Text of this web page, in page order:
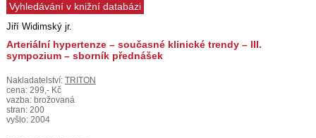
Vyhledávání v knižní databázi
Jiří Widimský jr.
Arteriální hypertenze – současné klinické trendy – III.
sympozium – sborník přednášek
Nakladatelství: TRITON
cena: 299,- Kč
vazba: brožovaná
stran: 200
vyšlo: 2004